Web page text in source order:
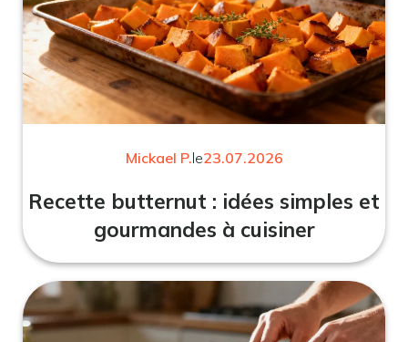
Mickael P.le23.07.2026
Recette butternut : idées simples et
gourmandes à cuisiner